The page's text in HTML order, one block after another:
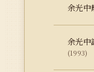
余光中
余光中
(1993)